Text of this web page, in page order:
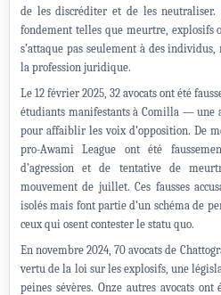
de les discréditer et de les neutraliser.
fondement telles que meurtre, explosifs
s’attaque pas seulement à des
la profession juridique.
Le 12 février 2025, 32 avocats ont été
étudiants manifestants à Comilla — une
pour affaiblir les voix d’opposition. De
pro-Awami League ont été
d’agression et de tentative de
mouvement de juillet. Ces fausses
isolés mais font partie d’un schéma de
ceux qui osent contester le statu quo.
En novembre 2024, 70 avocats de
vertu de la loi sur les explosifs, une
peines sévères. Onze autres avocats